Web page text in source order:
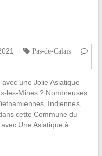
Pas-de-Calais
une Jolie Asiatique
les-Mines ? Nombreuses
Indiennes,
cette Commune du
Une Asiatique à